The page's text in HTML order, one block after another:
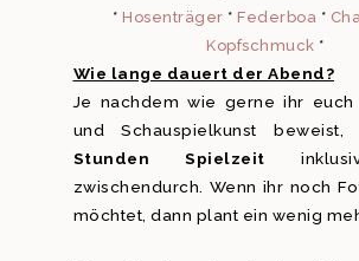
* Hosenträger * Federboa *
Kopfschmuck *
Wie lange dauert der Abend?
Je nachdem wie gerne ihr euch
und Schauspielkunst beweist,
Stunden Spielzeit
zwischendurch. Wenn ihr noch
möchtet, dann plant ein wenig